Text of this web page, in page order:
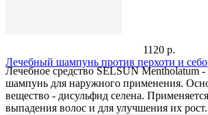
1120 р.
Лечебный шампунь против перхоти и
Лечебное средство SELSUN Mentholatum -
шампунь для наружного применения.
вещество - дисульфид селена.
выпадения волос и для улучшения их